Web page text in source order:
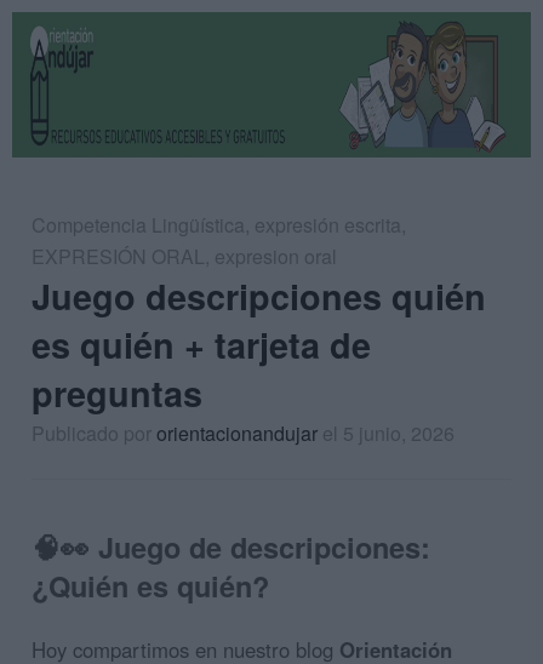
Competencia Lingüística, expresión escrita,
EXPRESIÓN ORAL, expresion oral
Juego descripciones quién
es quién + tarjeta de
preguntas
Publicado pororientacionandujar el 5 junio, 2026
🧠👀 Juego de descripciones:
¿Quién es quién?
Hoy compartimos en nuestro blog Orientación